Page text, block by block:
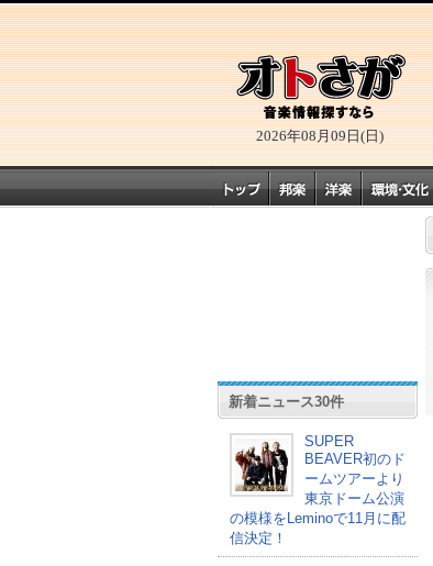
2026年08月09日(日)
新着ニュース30件
SUPER
BEAVER初のド
ームツアーより
東京ドーム公演
の模様をLeminoで11月に配
信決定！